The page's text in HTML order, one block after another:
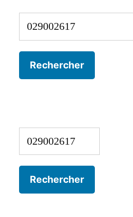
Rechercher :
Rechercher :